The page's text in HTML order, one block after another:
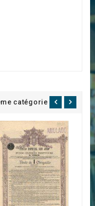
catégorie :